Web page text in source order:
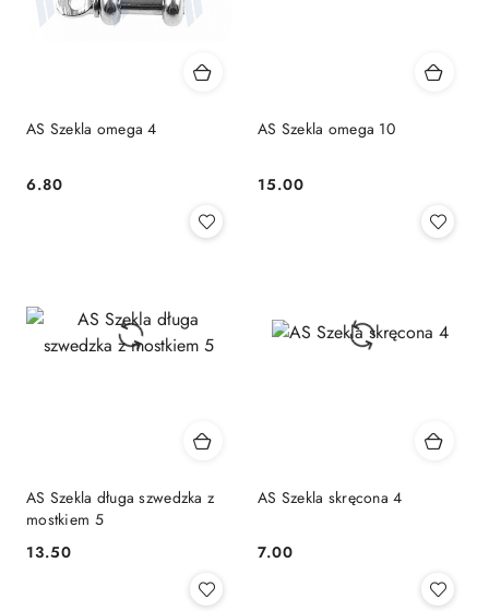
AS Szekla omega 4
Cena:
6.80
AS Szekla omega 10
Cena:
15.00
AS Szekla długa szwedzka z
mostkiem 5
Cena:
13.50
AS Szekla skręcona 4
Cena:
7.00